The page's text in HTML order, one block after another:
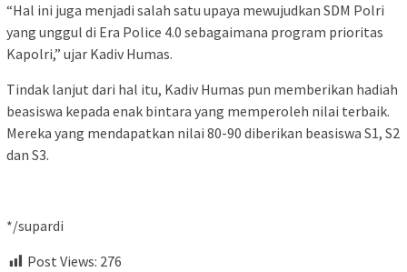
“Hal ini juga menjadi salah satu upaya mewujudkan SDM Polri
yang unggul di Era Police 4.0 sebagaimana program prioritas
Kapolri,” ujar Kadiv Humas.
Tindak lanjut dari hal itu, Kadiv Humas pun memberikan hadiah
beasiswa kepada enak bintara yang memperoleh nilai terbaik.
Mereka yang mendapatkan nilai 80-90 diberikan beasiswa S1, S2
dan S3.
*/supardi
Post Views: 276